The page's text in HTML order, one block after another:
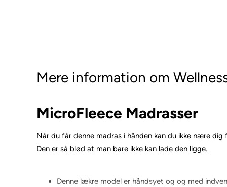
Mere information om
MicroFleece Madrasser
Når du får denne madras i hånden kan du ikke nære
Den er så blød at man bare ikke kan lade den ligge.
Denne lækre model er håndsyet og og med